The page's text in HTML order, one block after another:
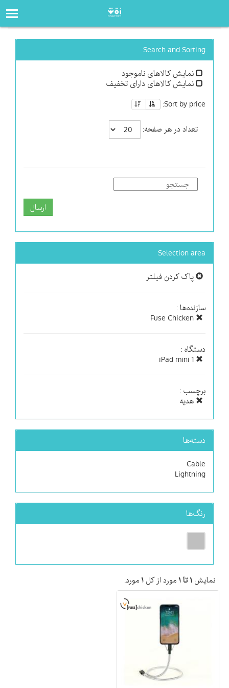
Search and Sorting
نمایش کالاهای ناموجود
نمایش کالاهای دارای تخفیف
Sort by price:
تعداد در هر صفحه:
ارسال
Selection area
پاک کردن فیلتر
سازنده‌ها :
دستگاه :
برچسب :
هدیه
دسته‌ها
Cable
Lightning
رنگ‌ها
نمایش ۱ تا ۱ مورد از کل ۱ مورد.